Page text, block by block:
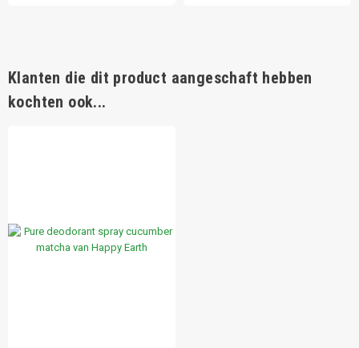
Klanten die dit product aangeschaft hebben
kochten ook...